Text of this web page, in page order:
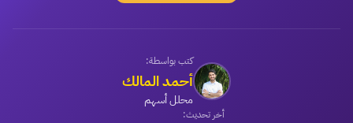
كتب بواسطة:
أحمد المالك
محلل أسهم
أخر تحديث: